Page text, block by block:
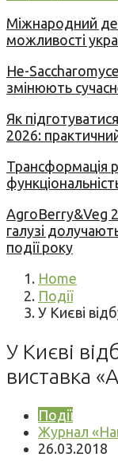
Міжнародний
можливості
Не-
змінюють
Як
2026:
Трансформація
AgroBerry&Veg
галузі
події року
Home
Події
У Києві
У Києві
виставка
Події
Журнал
26.03.2018